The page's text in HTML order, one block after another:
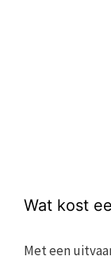
Wat kost
Met een